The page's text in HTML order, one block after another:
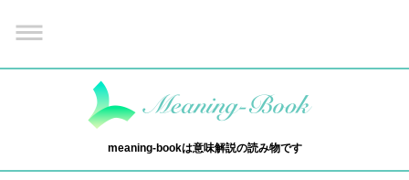
meaning-bookは意味解説の読み物です